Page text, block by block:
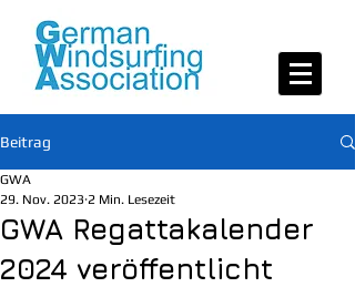
Beitrag
GWA Regattakalender
2024 veröffentlicht
GWA
29. Nov. 2023 2 Min. Lesezeit